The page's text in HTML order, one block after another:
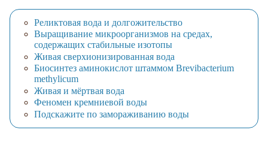
Реликтовая вода и долгожительство
Выращивание микроорганизмов на средах,
содержащих стабильные изотопы
Живая сверхионизированная вода
Биосинтез аминокислот штаммом Вrevibacterium
methylicum
Живая и мёртвая вода
Феномен кремниевой воды
Подскажите по замораживанию воды